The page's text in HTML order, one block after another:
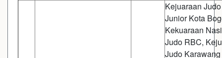
Kejuaraan
Junior Kota
Kekuaraan
Judo RBC,
Judo